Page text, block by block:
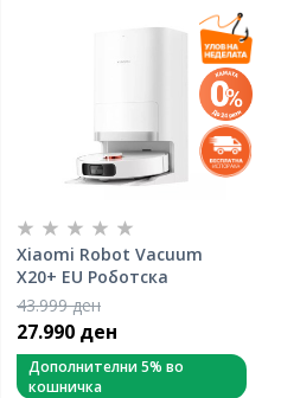
Xiaomi Robot Vacuum
X20+ EU Роботска
правосмукалка
43.999 ден
27.990 ден
Дополнителни 5% во
кошничка